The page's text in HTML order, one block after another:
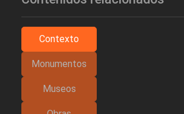
Contexto
Monumentos
Museos